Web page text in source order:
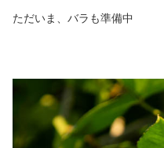
ただいま、バラも準備中